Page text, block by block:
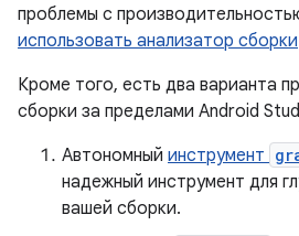
проблемы с
использовать анализатор сборки
Кроме того, есть два варианта
сборки за пределами Android
Автономный инструмент
надежный инструмент для
вашей сборки.